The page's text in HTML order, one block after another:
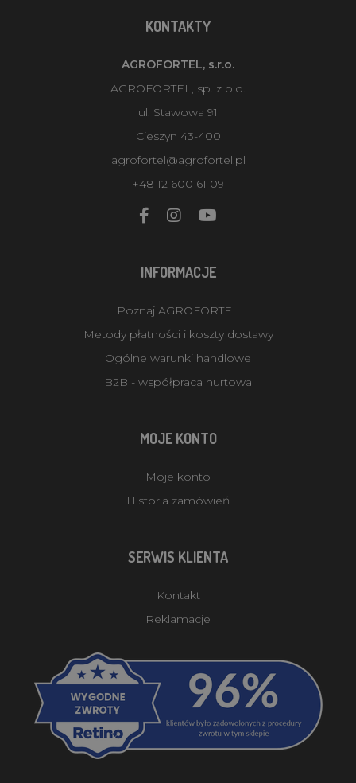
KONTAKTY
AGROFORTEL, s.r.o.
AGROFORTEL, sp. z o.o.
ul. Stawowa 91
Cieszyn 43-400
agrofortel@agrofortel.pl
+48 12 600 61 09
INFORMACJE
Poznaj AGROFORTEL
Metody płatności i koszty dostawy
Ogólne warunki handlowe
B2B - współpraca hurtowa
MOJE KONTO
Moje konto
Historia zamówień
SERWIS KLIENTA
Kontakt
Reklamacje